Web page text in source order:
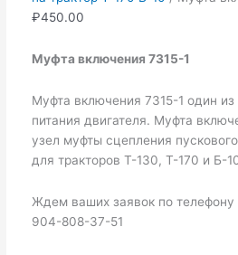
₽450.00
Муфта включения 7315-1
Муфта включения 7315-1 один
питания двигателя. Муфта
узел муфты сцепления
для тракторов Т-130, Т-170 и Б-
Ждем ваших заявок по
904-808-37-51